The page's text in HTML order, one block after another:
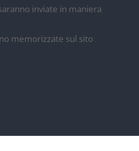
inviate in maniera
memorizzate sul sito